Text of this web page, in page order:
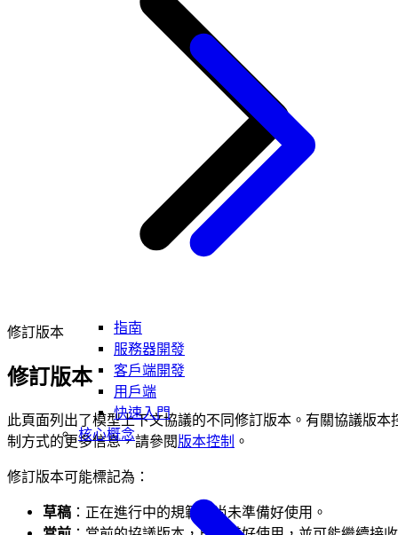
指南
服務器開發
客戶端開發
用戶端
快速入門
核心概念
修訂版本
修訂版本
此頁面列出了模型上下文協議的不同修訂版本。有關協議版本
制方式的更多信息，請參閱版本控制 。
修訂版本可能標記為：
草稿 ：正在進行中的規範，尚未準備好使用。